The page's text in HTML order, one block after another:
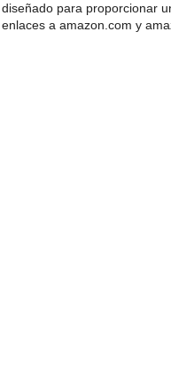
para proporcionar
a amazon.com y